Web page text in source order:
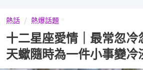
熱話 熱爆話題
十二星座愛情｜最常忽
天蠍隨時為一件小事變冷